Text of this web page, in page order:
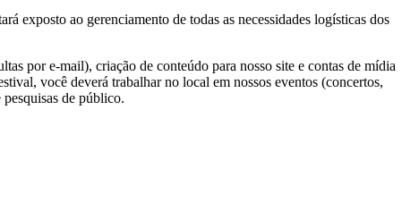
exposto ao gerenciamento de todas as necessidades logísticas dos
por e-mail), criação de conteúdo para nosso site e contas de mídia
você deverá trabalhar no local em nossos eventos (concertos,
de público.